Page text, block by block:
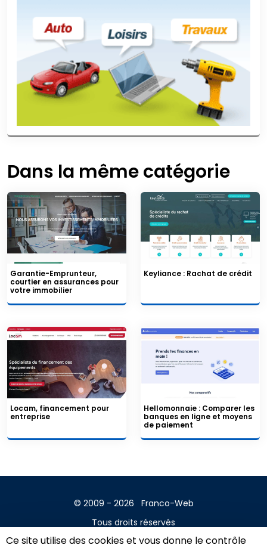
Ce site utilise des cookies et vous donne le contrôle
Dans la même catégorie
Garantie-Emprunteur,
courtier en assurances pour
votre immobilier
Keyliance : Rachat de crédit
Locam, financement pour
entreprise
Hellomonnaie : Comparer les
banques en ligne et moyens
de paiement
© 2009 - 2026
Franco-Web
Tous droits réservés
Contact